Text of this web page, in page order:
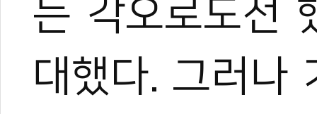
는 각오로도전
대했다. 그러나